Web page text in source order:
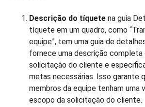
Descrição do tíquete na guia
tíquete em um quadro, como
equipe”, tem uma guia de
fornece uma descrição completa
solicitação do cliente e
metas necessárias. Isso garante
membros da equipe tenham uma
escopo da solicitação do cliente.